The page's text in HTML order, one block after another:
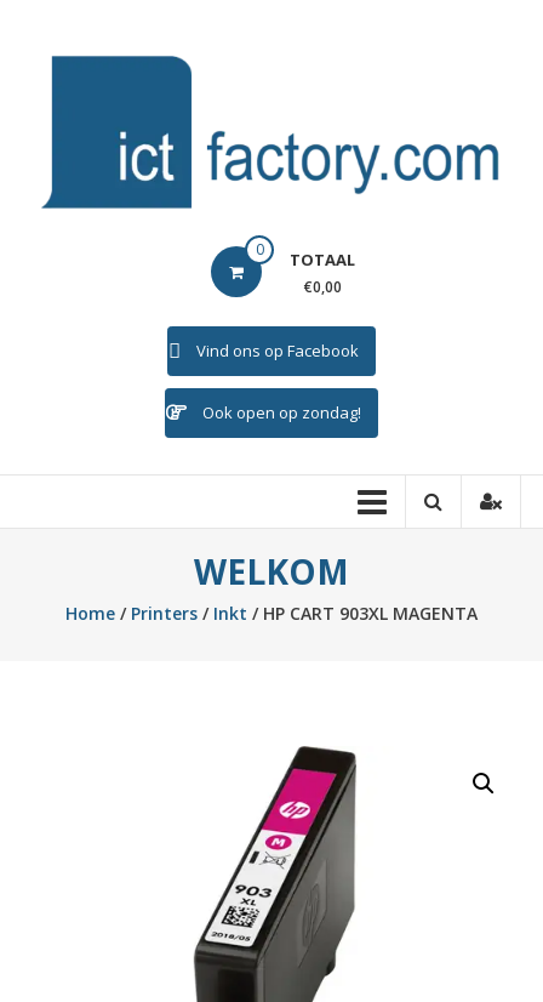
ICTFACTORY 0 TOTAAL
€0,00
Vind ons op Facebook
Ook open op zondag!
WELKOM
Home/ Printers/ Inkt / HP CART 903XL MAGENTA